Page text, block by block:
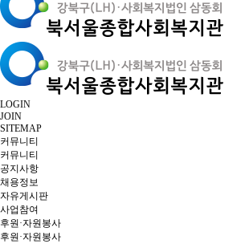
LOGIN
JOIN
SITEMAP
커뮤니티
커뮤니티
공지사항
채용정보
자유게시판
사업참여
후원·자원봉사
후원·자원봉사